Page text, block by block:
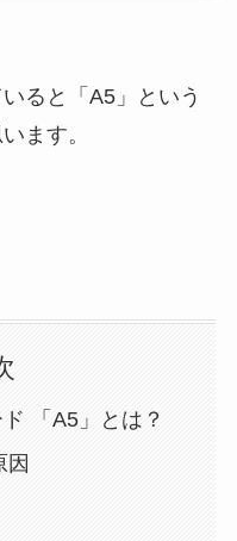
ると「A5」という
ます。
「A5」とは？
因